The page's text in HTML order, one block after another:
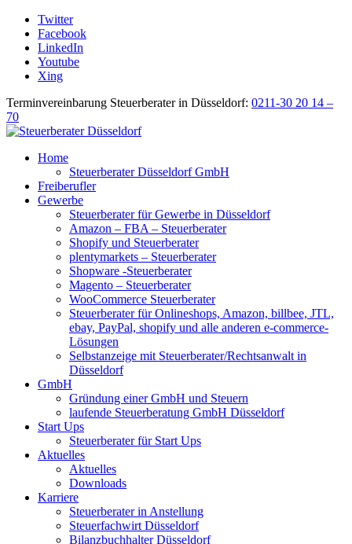
Twitter
Facebook
LinkedIn
Youtube
Xing
Terminvereinbarung Steuerberater in Düsseldorf: 0211-30 20 14 –
70
Home
Steuerberater Düsseldorf GmbH
Freiberufler
Gewerbe
Steuerberater für Gewerbe in Düsseldorf
Amazon – FBA – Steuerberater
Shopify und Steuerberater
plentymarkets – Steuerberater
Shopware -Steuerberater
Magento – Steuerberater
WooCommerce Steuerberater
Steuerberater für Onlineshops, Amazon, billbee, JTL,
ebay, PayPal, shopify und alle anderen e-commerce-
Lösungen
Selbstanzeige mit Steuerberater/Rechtsanwalt in
Düsseldorf
GmbH
Gründung einer GmbH und Steuern
laufende Steuerberatung GmbH Düsseldorf
Start Ups
Steuerberater für Start Ups
Aktuelles
Aktuelles
Downloads
Karriere
Steuerberater in Anstellung
Steuerfachwirt Düsseldorf
Bilanzbuchhalter Düsseldorf